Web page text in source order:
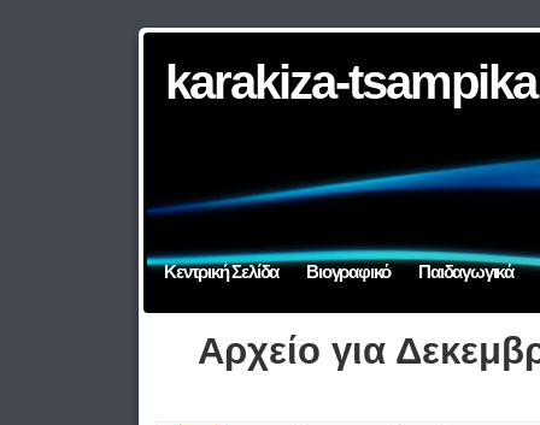
karakiza-tsampika
Κεντρική Σελίδα Βιογραφικό Παιδαγωγικά
Αρχείο για